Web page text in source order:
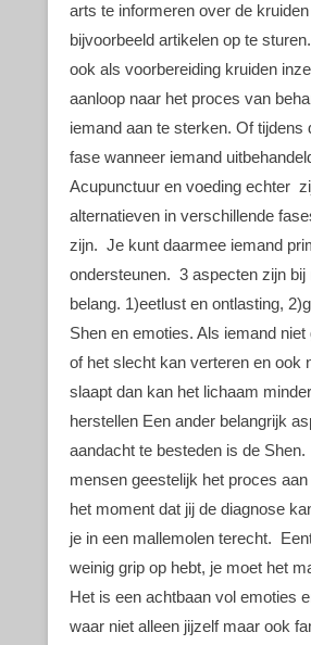
arts te informeren over de
bijvoorbeeld artikelen op te
ook als voorbereiding kruiden
aanloop naar het proces van
iemand aan te sterken. Of tijdens
fase wanneer iemand
Acupunctuur en voeding echter
alternatieven in verschillende
zijn. Je kunt daarmee iemand
ondersteunen. 3 aspecten zijn bij
belang. 1)eetlust en ontlasting,
Shen en emoties. Als iemand niet
of het slecht kan verteren en ook
slaapt dan kan het lichaam
herstellen Een ander belangrijk
aandacht te besteden is de
mensen geestelijk het proces
het moment dat jij de diagnose
je in een mallemolen terecht.
weinig grip op hebt, je moet het
Het is een achtbaan vol emoties
waar niet alleen jijzelf maar ook